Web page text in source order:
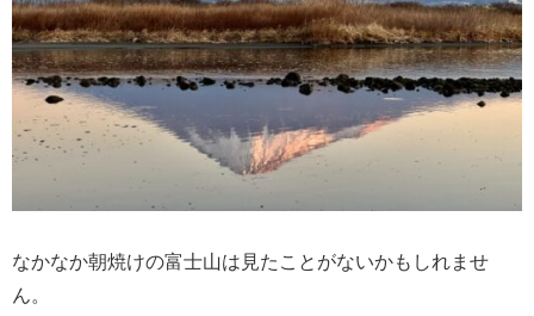
なかなか朝焼けの富士山は見たことがないかもしれませ
ん。